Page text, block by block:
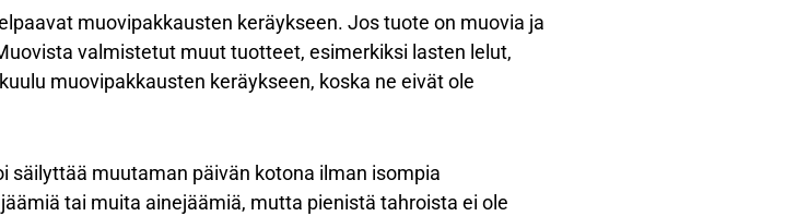
muovipakkausten keräykseen. Jos tuote on muovia ja
valmistetut muut tuotteet, esimerkiksi lasten lelut,
muovipakkausten keräykseen, koska ne eivät ole
säilyttää muutaman päivän kotona ilman isompia
tai muita ainejäämiä, mutta pienistä tahroista ei ole